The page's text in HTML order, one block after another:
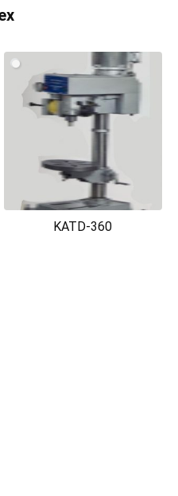
KATD-360